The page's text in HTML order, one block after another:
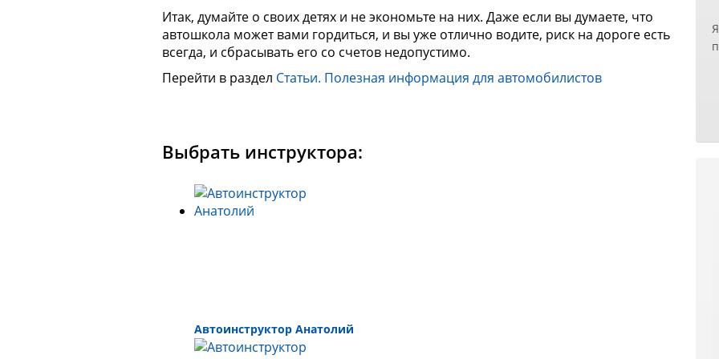
Итак, думайте о своих детях и не экономьте на них. Даже если вы думаете, что
автошкола может вами гордиться, и вы уже отлично водите, риск на дороге есть
всегда, и сбрасывать его со счетов недопустимо.
Перейти в раздел Статьи. Полезная информация для автомобилистов
Выбрать инструктора:
Автоинструктор Анатолий